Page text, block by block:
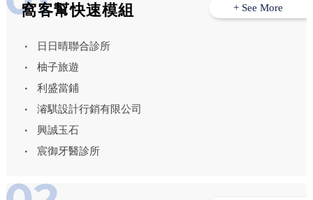
窩客幫快速模組
日日晴聯合診所
柚子旅遊
利盛當鋪
濬騏設計行銷有限公司
興誠玉石
宸御牙醫診所
+ See More